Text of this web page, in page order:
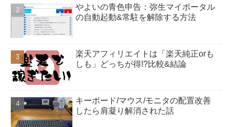
やよいの青色申告：弥生マイポータル
の自動起動&常駐を解除する方法
楽天アフィリエイトは「楽天純正orも
しも」どっちが得!?比較&結論
キーボード/マウス/モニタの配置改善
したら肩凝り解消された話